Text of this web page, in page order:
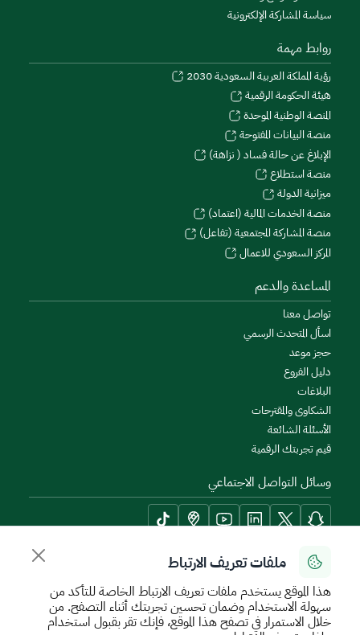
ملفات تعريف الارتباط
هذا الموقع يستخدم ملفات تعريف الارتباط الخاصة للتأكد من
سهولة الاستخدام وضمان تحسين تجربتك أثناء التصفح. من
خلال الاستمرار في تصفح هذا الموقع، فإنك تقر بقبول استخدام
سياسة المشاركة الإلكترونية
روابط مهمة
رؤية المملكة العربية السعودية 2030
هيئة الحكومة الرقمية
المنصة الوطنية الموحدة
منصة البيانات المفتوحة
الإبلاغ عن حالة فساد ( نزاهة)
منصة استطلاع
ميزانية الدولة
منصة الخدمات المالية (اعتماد)
منصة المشاركة المجتمعية (تفاعل)
المركز السعودي للاعمال
المساعدة والدعم
تواصل معنا
اسأل المتحدث الرسمي
حجز موعد
دليل الفروع
البلاغات
الشكاوى والمقترحات
الأسئلة الشائعة
قيم تجربتك الرقمية
وسائل التواصل الاجتماعي
أدوات الإتاحة وامكانية الوصول